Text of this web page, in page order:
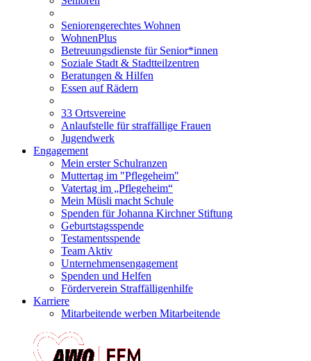
Seniorengerechtes Wohnen
WohnenPlus
Betreuungsdienste für Senior*innen
Soziale Stadt & Stadtteilzentren
Beratungen & Hilfen
Essen auf Rädern
33 Ortsvereine
Anlaufstelle für straffällige Frauen
Jugendwerk
Engagement
Mein erster Schulranzen
Muttertag im "Pflegeheim"
Vatertag im „Pflegeheim“
Mein Müsli macht Schule
Spenden für Johanna Kirchner Stiftung
Geburtstagsspende
Testamentsspende
Team Aktiv
Unternehmensengagement
Spenden und Helfen
Förderverein Straffälligenhilfe
Karriere
Mitarbeitende werben Mitarbeitende